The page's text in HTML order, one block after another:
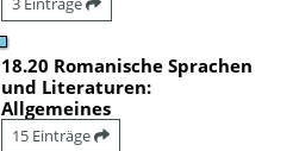
18.20 Romanische Sprachen
und Literaturen:
Allgemeines
15 Einträge